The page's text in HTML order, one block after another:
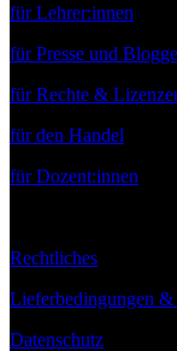
für Lehrer:innen
für Presse und
für Rechte &
für den Handel
für Dozent:innen
Rechtliches
Lieferbedingungen &
Datenschutz